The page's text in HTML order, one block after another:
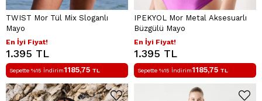
TWIST Mor Tül Mix Sloganlı
Mayo
En İyi Fiyat!
1.395 TL
Sepette %15 İndirim1185,75 TL
IPEKYOL Mor Metal Aksesuarlı
Büzgülü Mayo
En İyi Fiyat!
1.395 TL
Sepette %15 İndirim1185,75 TL